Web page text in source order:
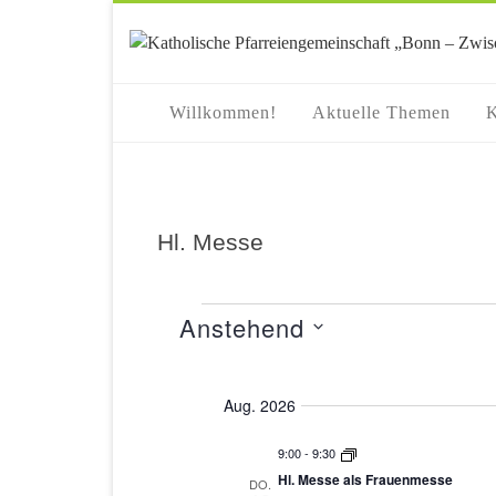
Willkommen! Aktuelle Themen
Hl. Messe
Veranstaltungen
Anstehend
Aug. 2026
DO.
9:00- 9:30
Hl. Messe als Frauenmesse